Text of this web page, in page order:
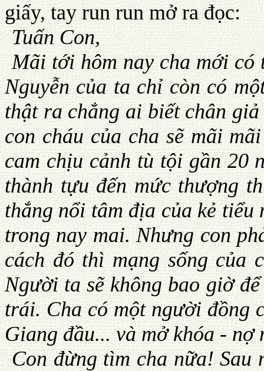
giấy, tay run run mở ra đọc:
Tuấn Con,
Mãi tới hôm nay cha mới có
Nguyễn của ta chỉ còn có
thật ra chẳng ai biết chân
con cháu của cha sẽ mãi
cam chịu cảnh tù tội gần 20
thành tựu đến mức thượng
thắng nổi tâm địa của kẻ
trong nay mai. Nhưng con
cách đó thì mạng sống của
Người ta sẽ không bao giờ
trái. Cha có một người đồng
Giang đầu... và mở khóa - nợ
Con đừng tìm cha nữa! Sau